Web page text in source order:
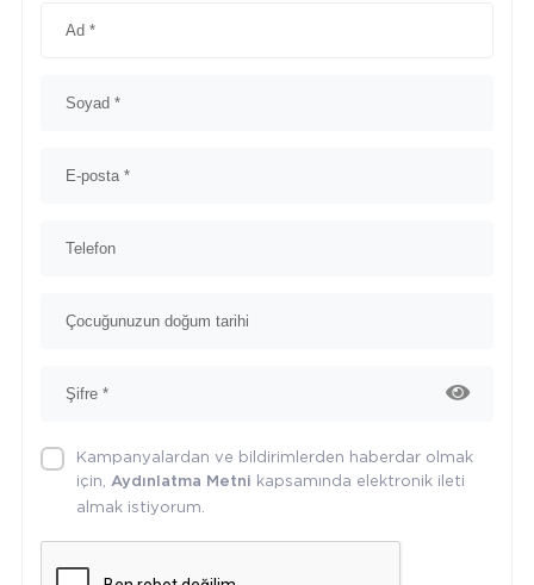
Kampanyalardan ve bildirimlerden haberdar olmak
için, Aydınlatma Metni kapsamında elektronik ileti
almak istiyorum.